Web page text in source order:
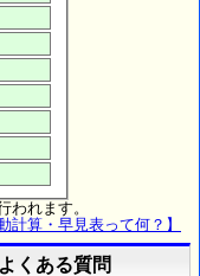
われます。
算・早見表って何？】
くある質問